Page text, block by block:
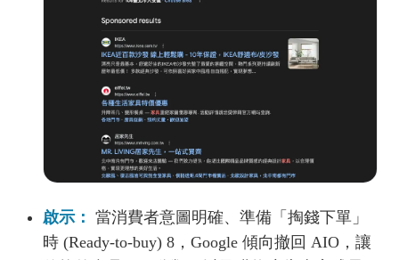
啟示： 當消費者意圖明確、準備「掏錢下單」
時 (Ready-to-buy) 8，Google 傾向撤回 AIO，讓